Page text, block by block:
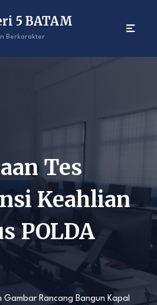
5 BATAM
Berkarakter
Tes
Keahlian
POLDA
Gambar Rancang Bangun Kapal